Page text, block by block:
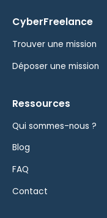
CyberFreelance
Trouver une mission
Déposer une mission
Ressources
Qui sommes-nous ?
Blog
FAQ
Contact